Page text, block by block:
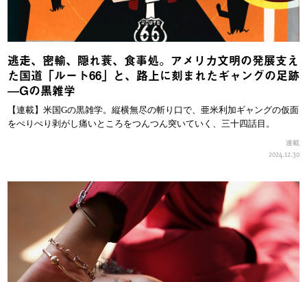
逃走、密輸、隠れ蓑、食事処。アメリカ文明の発展支え
た国道「ルート66」と、路上に刻まれたギャングの足跡
—Gの黒雑学
【連載】米国Gの黒雑学。縦横無尽の斬り口で、亜米利加ギャングの仮面
をぺりぺり剥がし痛いところをつんつん突いていく、三十四話目。
連載
2024.12.30